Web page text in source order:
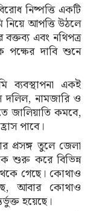
নিষ্পত্তি একটি
নিয়ে আপত্তি উঠলে
এবং নথিপত্র
পক্ষের দাবি শুনে
একই
দলিল, নামজারি ও
জালিয়াতি কমবে,
পাবে।
প্রসঙ্গ তুলে জেলা
শুরু করে বিভিন্ন
গেছে। কোথাও
আবার কোথাও
হয়েছে।